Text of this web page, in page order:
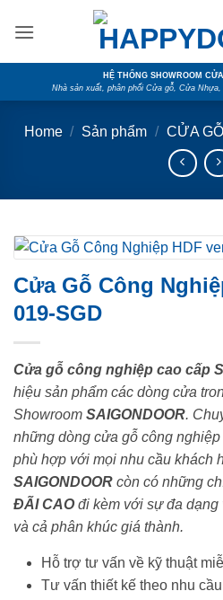
HỆ THỐNG SHOWROOM
Nhà sản xuất, phân phối Cửa gỗ, Cửa
Home / Sản phẩm / CỬA GỖ
Cửa Gỗ Công
019-SGD
Cửa gỗ công nghiệp cao cấp
hiệu sản phẩm các dòng cửa
Showroom SAIGONDOOR.
những dòng cửa gỗ công
phù hợp với mọi nhu cầu khách
SAIGONDOOR còn có những
ĐÃI CAOđi kèm với sự đa
và cả phân khúc giá thành.
Hỗ trợ tư vấn về kỹ thuật
Tư vấn thiết kế theo nhu cầu